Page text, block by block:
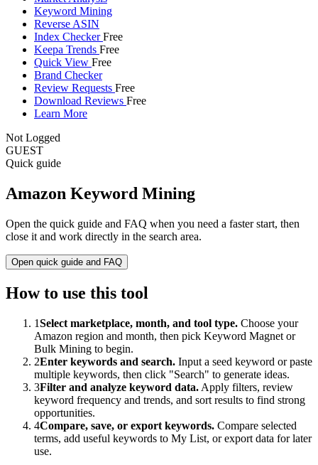
Keyword Mining
Reverse ASIN
Index CheckerFree
Keepa Trends Free
Quick View Free
Brand Checker
Review Requests Free
Download Reviews Free
Learn More
Not Logged
GUEST
Quick guide
Amazon Keyword Mining
Open the quick guide and FAQ when you need a faster start, then
close it and work directly in the search area.
Open quick guide and FAQ
How to use this tool
1Select marketplace, month, and tool type. Choose your
Amazon region and month, then pick Keyword Magnet or
Bulk Mining to begin.
2Enter keywords and search. Input a seed keyword or paste
multiple keywords, then click "Search" to generate ideas.
3Filter and analyze keyword data. Apply filters, review
keyword frequency and trends, and sort results to find strong
opportunities.
4Compare, save, or export keywords. Compare selected
terms, add useful keywords to My List, or export data for later
use.